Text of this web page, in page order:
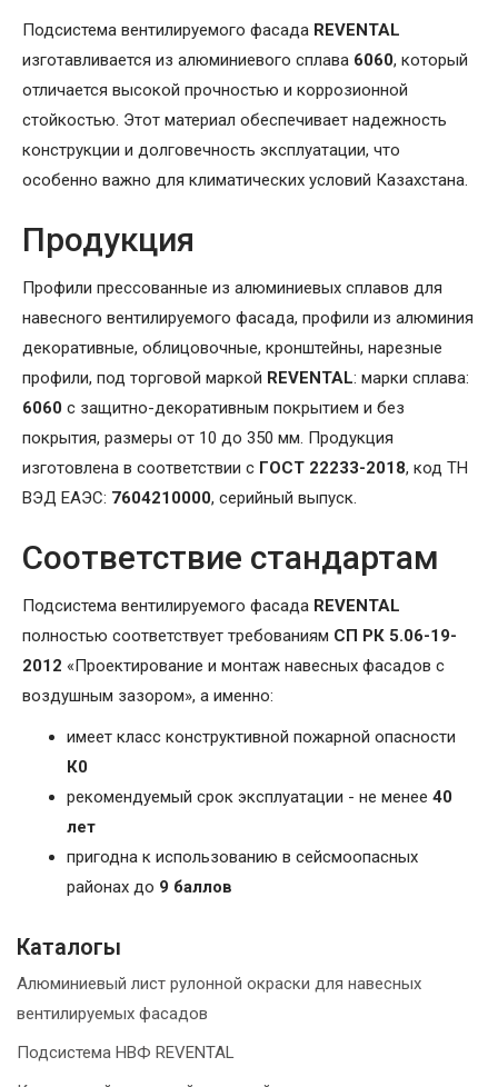
Подсистема вентилируемого фасада REVENTAL
изготавливается из алюминиевого сплава 6060, который
отличается высокой прочностью и коррозионной
стойкостью. Этот материал обеспечивает надежность
конструкции и долговечность эксплуатации, что
особенно важно для климатических условий Казахстана.
Продукция
Профили прессованные из алюминиевых сплавов для
навесного вентилируемого фасада, профили из алюминия
декоративные, облицовочные, кронштейны, нарезные
профили, под торговой маркой REVENTAL: марки сплава:
6060 с защитно-декоративным покрытием и без
покрытия, размеры от 10 до 350 мм. Продукция
изготовлена в соответствии с ГОСТ 22233-2018, код ТН
ВЭД ЕАЭС: 7604210000, серийный выпуск.
Соответствие стандартам
Подсистема вентилируемого фасада REVENTAL
полностью соответствует требованиям СП РК 5.06-19-
2012 «Проектирование и монтаж навесных фасадов с
воздушным зазором», а именно:
имеет класс конструктивной пожарной опасности
К0
рекомендуемый срок эксплуатации - не менее 40
лет
пригодна к использованию в сейсмоопасных
районах до 9 баллов
Каталогы
Алюминиевый лист рулонной окраски для навесных
вентилируемых фасадов
Подсистема НВФ REVENTAL